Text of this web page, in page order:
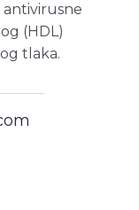
(HDL)
tlaka.